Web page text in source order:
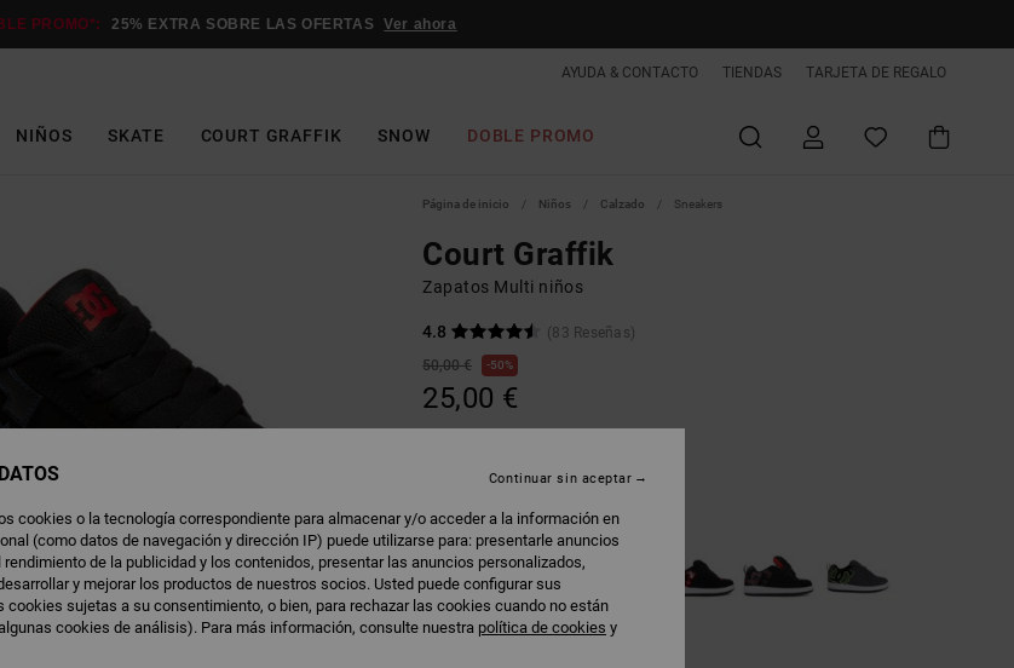
PROMO*: 25% EXTRA SOBRE LAS OFERTAS Ver ahora
AYUDA & CONTACTO TIENDAS TARJETA DE REGALO
NIÑOS SKATE COURT GRAFFIK SNOW DOBLE PROMO
Página de inicio Niños Calzado Sneakers
Court Graffik
Zapatos Multi niños
4.8
(83 Reseñas)
50,00 €
50%
25,00 €
Black/blue/red
cookies o la tecnología correspondiente para almacenar y/o acceder a la información en
(como datos de navegación y dirección IP) puede utilizarse para: presentarle anuncios
de la publicidad y los contenidos, presentar las anuncios personalizados,
y mejorar los productos de nuestros socios. Usted puede configurar sus
cookies sujetas a su consentimiento, o bien, para rechazar las cookies cuando no están
cookies de análisis). Para más información, consulte nuestra política de cookies y
Continuar sin aceptar